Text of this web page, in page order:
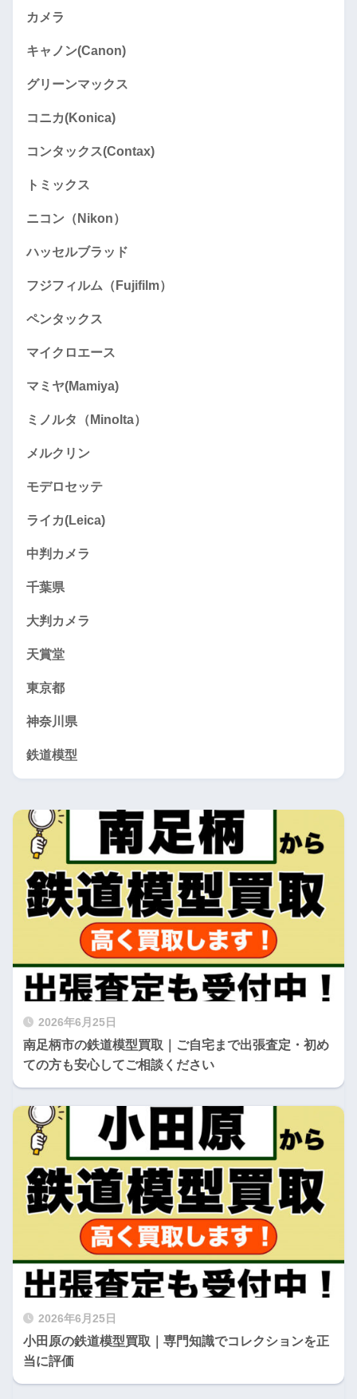
カメラ
キャノン(Canon)
グリーンマックス
コニカ(Konica)
コンタックス(Contax)
トミックス
ニコン（Nikon）
ハッセルブラッド
フジフィルム（Fujifilm）
ペンタックス
マイクロエース
マミヤ(Mamiya)
ミノルタ（Minolta）
メルクリン
モデロセッテ
ライカ(Leica)
中判カメラ
千葉県
大判カメラ
天賞堂
東京都
神奈川県
鉄道模型
2026年6月25日
南足柄市の鉄道模型買取｜ご自宅まで出張査定・初め
ての方も安心してご相談ください
2026年6月25日
小田原の鉄道模型買取｜専門知識でコレクションを正
当に評価